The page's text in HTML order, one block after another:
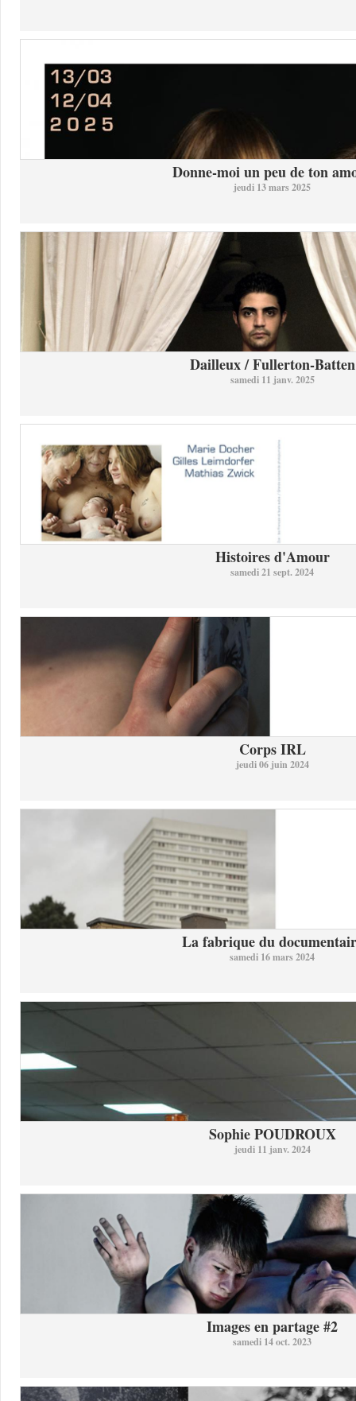
Donne-moi un peu de ton
jeudi 13 mars 2025
Dailleux / Fullerton-Batten
samedi 11 janv. 2025
Histoires d'Amour
samedi 21 sept. 2024
Corps IRL
jeudi 06 juin 2024
La fabrique du
samedi 16 mars 2024
Sophie POUDROUX
jeudi 11 janv. 2024
Images en partage #2
samedi 14 oct. 2023